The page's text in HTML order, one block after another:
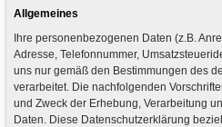
Allgemeines
Ihre personenbezogenen Daten (z.B.
Adresse, Telefonnummer,
uns nur gemäß den Bestimmungen des
verarbeitet. Die nachfolgenden
und Zweck der Erhebung, Verarbeitung
Daten. Diese Datenschutzerklärung